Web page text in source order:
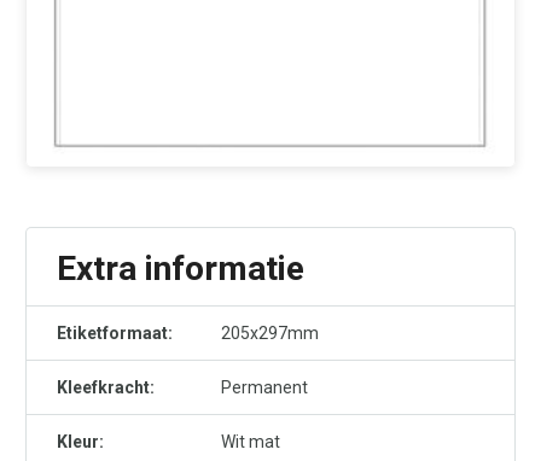
Extra informatie
Etiketformaat: 205x297mm
Kleefkracht: Permanent
Kleur: Wit mat